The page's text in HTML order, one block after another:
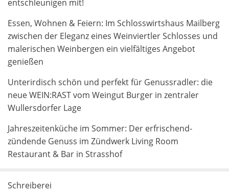
entschleunigen mit!
Essen, Wohnen & Feiern: Im Schlosswirtshaus Mailberg
zwischen der Eleganz eines Weinviertler Schlosses und
malerischen Weinbergen ein vielfältiges Angebot
genießen
Unterirdisch schön und perfekt für Genussradler: die
neue WEIN:RAST vom Weingut Burger in zentraler
Wullersdorfer Lage
Jahreszeitenküche im Sommer: Der erfrischend-
zündende Genuss im Zündwerk Living Room
Restaurant & Bar in Strasshof
Schreiberei